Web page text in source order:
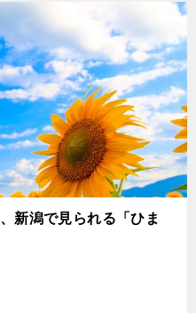
新潟で見られる「ひま